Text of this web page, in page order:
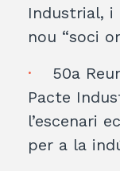
Industrial, i
nou “soci
50a
Pacte
l’escenari
per a la